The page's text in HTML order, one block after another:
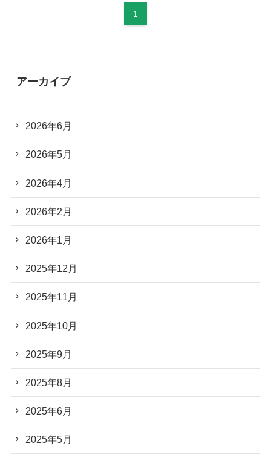
1
アーカイブ
2026年6月
2026年5月
2026年4月
2026年2月
2026年1月
2025年12月
2025年11月
2025年10月
2025年9月
2025年8月
2025年6月
2025年5月